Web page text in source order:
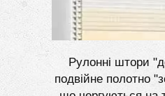
Рулонні штори
подвійне полотно